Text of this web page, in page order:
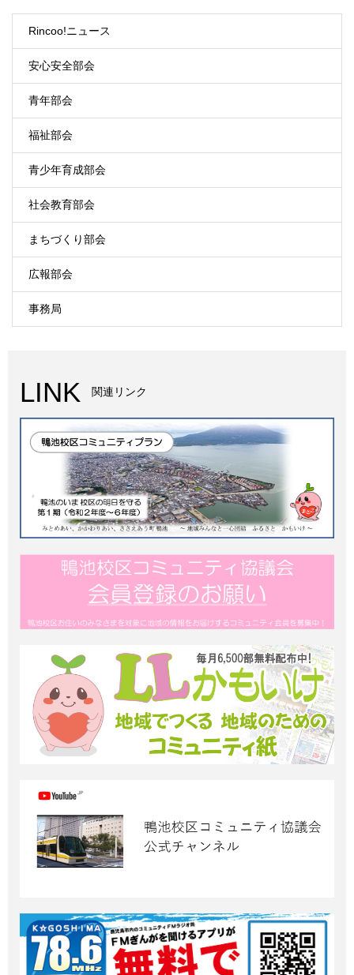
Rincoo!ニュース
安心安全部会
青年部会
福祉部会
青少年育成部会
社会教育部会
まちづくり部会
広報部会
事務局
LINK 関連リンク